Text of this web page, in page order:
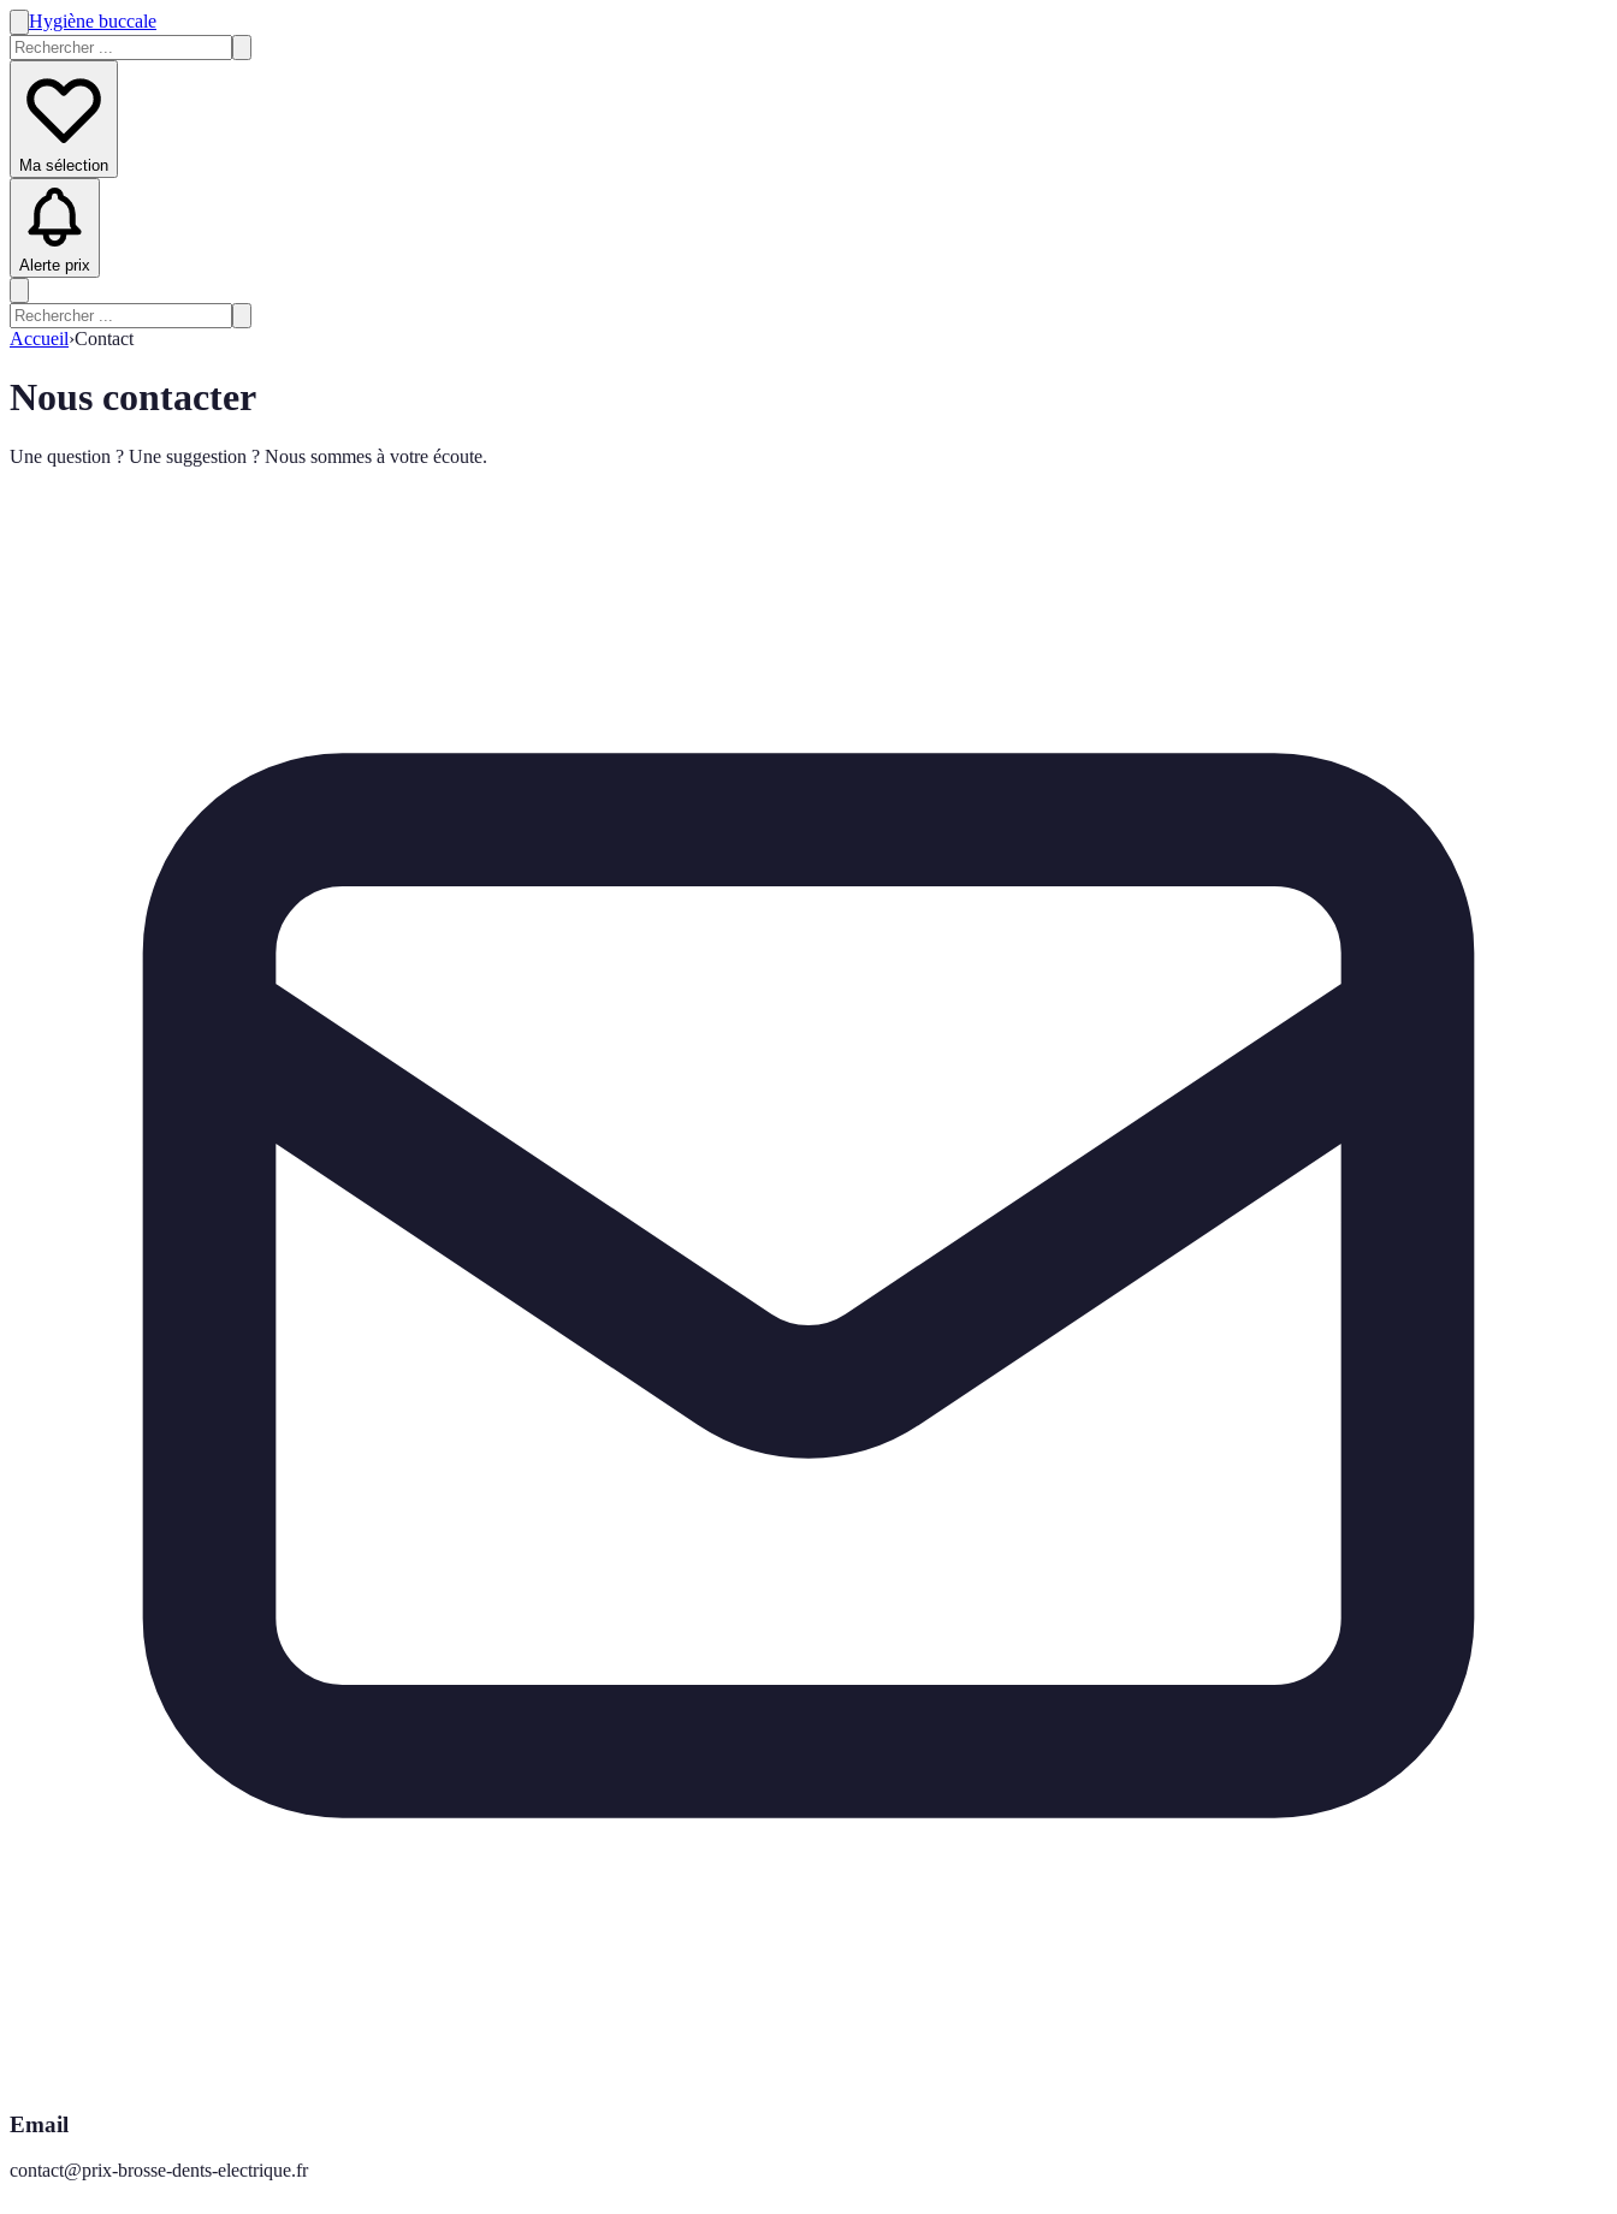
Hygiène buccale
Ma sélection
Alerte prix
Accueil›Contact
Nous contacter
Une question ? Une suggestion ? Nous sommes à votre écoute.
Email
contact@prix-brosse-dents-electrique.fr